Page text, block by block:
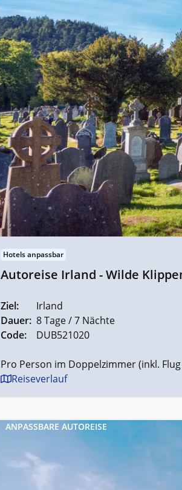
Hotels anpassbar
Autoreise Irland - Wilde
Ziel:
Irland
Dauer: 8 Tage / 7 Nächte
Code:
DUB521020
Pro Person im Doppelzimmer (inkl.
Reiseverlauf
ANPASSBARE AUTOREISE